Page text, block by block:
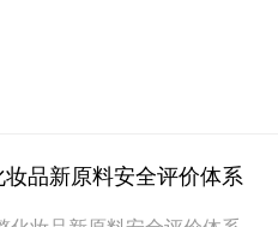
品新原料安全评价体系